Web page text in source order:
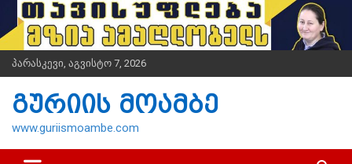
i
t
პარასკევი, აგვისტო 7, 2026
გურიის მოამბე
www.guriismoambe.com